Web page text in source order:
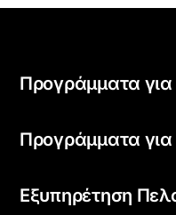
Προγράμματα για
Προγράμματα για
Εξυπηρέτηση